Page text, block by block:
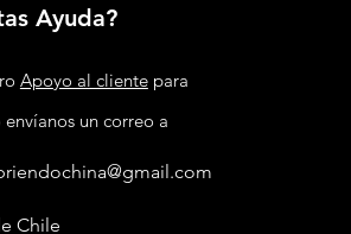
Ayuda?
Apoyo al clientepara
envíanos un correo a
Chile